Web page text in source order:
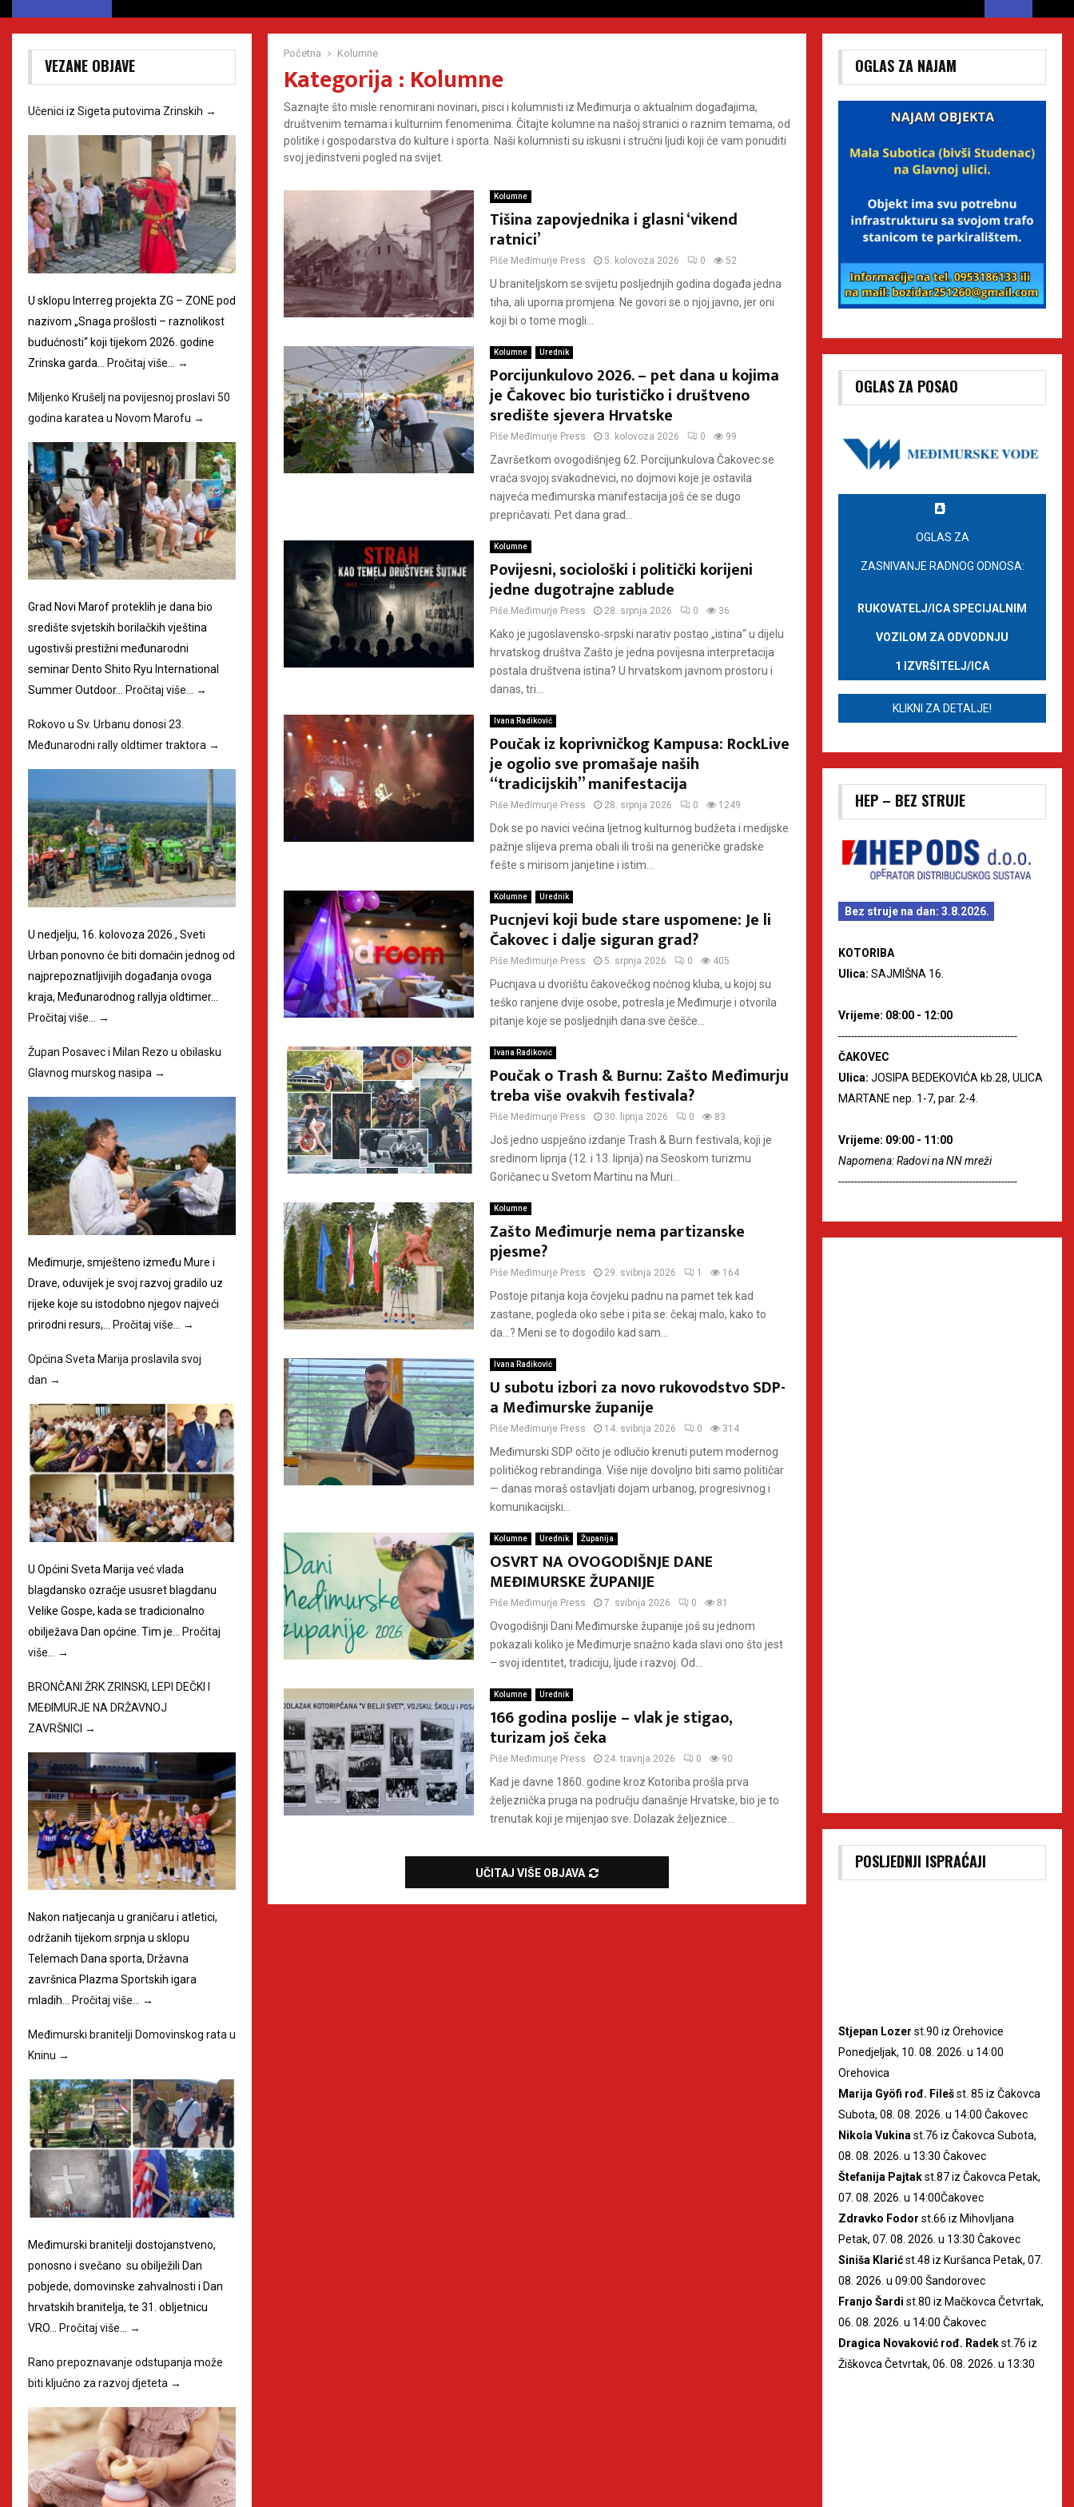
Početna Kolumne
Kategorija : Kolumne
Saznajte što misle renomirani novinari, pisci i kolumnisti iz Međimurja o aktualnim događajima,
društvenim temama i kulturnim fenomenima. Čitajte kolumne na našoj stranici o raznim temama, od
politike i gospodarstva do kulture i sporta. Naši kolumnisti su iskusni i stručni ljudi koji će vam ponuditi
svoj jedinstveni pogled na svijet.
Kolumne
Tišina zapovjednika i glasni ‘vikend
ratnici’
Piše Međimurje Press 5. kolovoza 2026 0 52
U braniteljskom se svijetu posljednjih godina događa jedna
tiha, ali uporna promjena. Ne govori se o njoj javno, jer oni
koji bi o tome mogli...
Kolumne Urednik
Porcijunkulovo 2026. – pet dana u kojima
je Čakovec bio turističko i društveno
središte sjevera Hrvatske
Piše Međimurje Press 3. kolovoza 2026 0 99
Završetkom ovogodišnjeg 62. Porcijunkulova Čakovec se
vraća svojoj svakodnevici, no dojmovi koje je ostavila
najveća međimurska manifestacija još će se dugo
prepričavati. Pet dana grad...
Kolumne
Povijesni, sociološki i politički korijeni
jedne dugotrajne zablude
Piše Međimurje Press 28. srpnja 2026 0 36
Kako je jugoslavensko‑srpski narativ postao „istina“ u dijelu
hrvatskog društva Zašto je jedna povijesna interpretacija
postala društvena istina? U hrvatskom javnom prostoru i
danas, tri...
Ivana Radiković
Poučak iz koprivničkog Kampusa: RockLive
je ogolio sve promašaje naših
“tradicijskih” manifestacija
Piše Međimurje Press 28. srpnja 2026 0 1249
Dok se po navici većina ljetnog kulturnog budžeta i medijske
pažnje slijeva prema obali ili troši na generičke gradske
fešte s mirisom janjetine i istim...
Kolumne Urednik
Pucnjevi koji bude stare uspomene: Je li
Čakovec i dalje siguran grad?
Piše Međimurje Press 5. srpnja 2026 0 405
Pucnjava u dvorištu čakovečkog noćnog kluba, u kojoj su
teško ranjene dvije osobe, potresla je Međimurje i otvorila
pitanje koje se posljednjih dana sve češće...
Ivana Radiković
Poučak o Trash & Burnu: Zašto Međimurju
treba više ovakvih festivala?
Piše Međimurje Press 30. lipnja 2026 0 83
Još jedno uspješno izdanje Trash & Burn festivala, koji je
sredinom lipnja (12. i 13. lipnja) na Seoskom turizmu
Goričanec u Svetom Martinu na Muri...
Kolumne
Zašto Međimurje nema partizanske
pjesme?
Piše Međimurje Press 29. svibnja 2026 1 164
Postoje pitanja koja čovjeku padnu na pamet tek kad
zastane, pogleda oko sebe i pita se: čekaj malo, kako to
da…? Meni se to dogodilo kad sam...
Ivana Radiković
U subotu izbori za novo rukovodstvo SDP-
a Međimurske županije
Piše Međimurje Press 14. svibnja 2026 0 314
Međimurski SDP očito je odlučio krenuti putem modernog
političkog rebrandinga. Više nije dovoljno biti samo političar
— danas moraš ostavljati dojam urbanog, progresivnog i
komunikacijski...
Kolumne Urednik Županija
OSVRT NA OVOGODIŠNJE DANE
MEĐIMURSKE ŽUPANIJE
Piše Međimurje Press 7. svibnja 2026 0 81
Ovogodišnji Dani Međimurske županije još su jednom
pokazali koliko je Međimurje snažno kada slavi ono što jest
– svoj identitet, tradiciju, ljude i razvoj. Od...
Kolumne Urednik
166 godina poslije – vlak je stigao,
turizam još čeka
Piše Međimurje Press 24. travnja 2026 0 90
Kad je davne 1860. godine kroz Kotoriba prošla prva
željeznička pruga na području današnje Hrvatske, bio je to
trenutak koji je mijenjao sve. Dolazak željeznice...
UČITAJ VIŠE OBJAVA
VEZANE OBJAVE
Učenici iz Sigeta putovima Zrinskih →
U sklopu Interreg projekta ZG – ZONE pod
nazivom „Snaga prošlosti – raznolikost
budućnosti“ koji tijekom 2026. godine
Zrinska garda…
Pročitaj više… →
Miljenko Krušelj na povijesnoj proslavi 50
godina karatea u Novom Marofu →
Grad Novi Marof proteklih je dana bio
središte svjetskih borilačkih vještina
ugostivši prestižni međunarodni
seminar Dento Shito Ryu International
Summer Outdoor… Pročitaj više… →
Rokovo u Sv. Urbanu donosi 23.
Međunarodni rally oldtimer traktora →
U nedjelju, 16. kolovoza 2026., Sveti
Urban ponovno će biti domaćin jednog od
najprepoznatljivijih događanja ovoga
kraja, Međunarodnog rallyja oldtimer…
Pročitaj više…
→
Župan Posavec i Milan Rezo u obilasku
Glavnog murskog nasipa →
Međimurje, smješteno između Mure i
Drave, oduvijek je svoj razvoj gradilo uz
rijeke koje su istodobno njegov najveći
prirodni resurs,…
Pročitaj više… →
Općina Sveta Marija proslavila svoj
dan →
U Općini Sveta Marija već vlada
blagdansko ozračje ususret blagdanu
Velike Gospe, kada se tradicionalno
obilježava Dan općine. Tim je… Pročitaj
više…
→
BRONČANI ŽRK ZRINSKI, LEPI DEČKI I
MEĐIMURJE NA DRŽAVNOJ
ZAVRŠNICI →
Nakon natjecanja u graničaru i atletici,
održanih tijekom srpnja u sklopu
Telemach Dana sporta, Državna
završnica Plazma Sportskih igara
mladih… Pročitaj više… →
Međimurski branitelji Domovinskog rata u
Kninu →
Međimurski branitelji dostojanstveno,
ponosno i svečano su obilježili Dan
pobjede, domovinske zahvalnosti i Dan
hrvatskih branitelja, te 31. obljetnicu
VRO…
Pročitaj više… →
Rano prepoznavanje odstupanja može
biti ključno za razvoj djeteta →
OGLAS ZA NAJAM
OGLAS ZA POSAO
OGLAS ZA
ZASNIVANJE RADNOG ODNOSA:
RUKOVATELJ/ICA SPECIJALNIM
VOZILOM ZA ODVODNJU
1 IZVRŠITELJ/ICA
KLIKNI ZA DETALJE!
HEP – BEZ STRUJE
Bez struje na dan: 3.8.2026.
KOTORIBA
Ulica: SAJMIŠNA 16.
Vrijeme: 08:00 - 12:00
--------------------------------------------------------
ČAKOVEC
Ulica: JOSIPA BEDEKOVIĆA kb.28, ULICA
MARTANE nep. 1-7, par. 2-4.
Vrijeme: 09:00 - 11:00
Napomena: Radovi na NN mreži
--------------------------------------------------------
POSLJEDNJI ISPRAĆAJI
Stjepan Lozer st.90 iz Orehovice
Ponedjeljak, 10. 08. 2026. u 14:00
Orehovica
Marija Gyöfi rođ. Filešst. 85 iz Čakovca
Subota, 08. 08. 2026. u 14:00 Čakovec
Nikola Vukina st.76 iz Čakovca Subota,
08. 08. 2026. u 13:30 Čakovec
Štefanija Pajtakst.87 iz Čakovca Petak,
07. 08. 2026. u 14:00Čakovec
Zdravko Fodor st.66 iz Mihovljana
Petak, 07. 08. 2026. u 13:30 Čakovec
Siniša Klarićst.48 iz Kuršanca Petak, 07.
08. 2026. u 09:00 Šandorovec
Franjo Šardi st.80 iz Mačkovca Četvrtak,
06. 08. 2026. u 14:00 Čakovec
Dragica Novaković rođ. Radekst.76 iz
Žiškovca Četvrtak, 06. 08. 2026. u 13:30